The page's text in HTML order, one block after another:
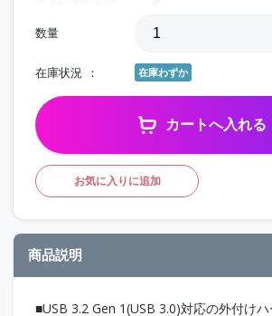
数量
在庫状況 在庫わずか
カートへ入れる
お気に入りに追加
商品説明
■USB 3.2 Gen 1(USB 3.0)対応の外付け